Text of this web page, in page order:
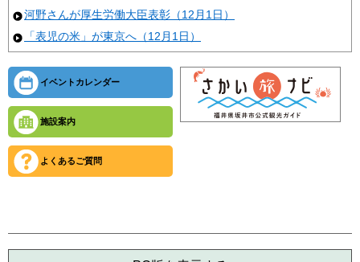
河野さんが厚生労働大臣表彰（12月1日）
「表児の米」が東京へ（12月1日）
イベントカレンダー
施設案内
よくあるご質問